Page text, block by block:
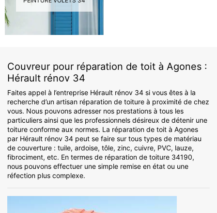
Couvreur pour réparation de toit à Agones :
Hérault rénov 34
Faites appel à l’entreprise Hérault rénov 34 si vous êtes à la
recherche d’un artisan réparation de toiture à proximité de chez
vous. Nous pouvons adresser nos prestations à tous les
particuliers ainsi que les professionnels désireux de détenir une
toiture conforme aux normes. La réparation de toit à Agones
par Hérault rénov 34 peut se faire sur tous types de matériau
de couverture : tuile, ardoise, tôle, zinc, cuivre, PVC, lauze,
fibrociment, etc. En termes de réparation de toiture 34190,
nous pouvons effectuer une simple remise en état ou une
réfection plus complexe.